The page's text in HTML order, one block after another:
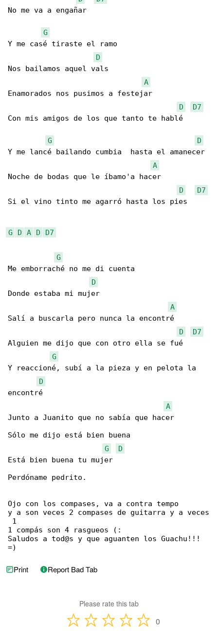
No me va a engañar
G
Y me casé tiraste el ramo
D
Nos bailamos aquel vals
A
Enamorados nos pusimos a festejar
D
D7
Con mis amigos de los que tanto te hablé
G
D
Y me lancé bailando cumbia  hasta el amanecer
A
Noche de bodas que le íbamo'a hacer
D
D7
Si el vino tinto me agarró hasta los pies
G D A D D7
G
Me emborraché no me di cuenta
D
Donde estaba mi mujer
A
Salí a buscarla pero nunca la encontré
D
D7
Alguien me dijo que con otro ella se fué
G
Y reaccioné, subí a la pieza y en pelota la
D
encontré
A
Junto a Juanito que no sabía que hacer
Sólo me dijo está bien buena
G
D
Está bien buena tu mujer
Perdóname pedrito.
Ojo con los compases, va a contra tempo
y a son veces 2 compases de guitarra y a veces
1
1 compás son 4 rasgueos (:
Saludos a tod@s y que aguanten los Guachu!!!
=)
Print Report Bad Tab
Please rate this tab
0